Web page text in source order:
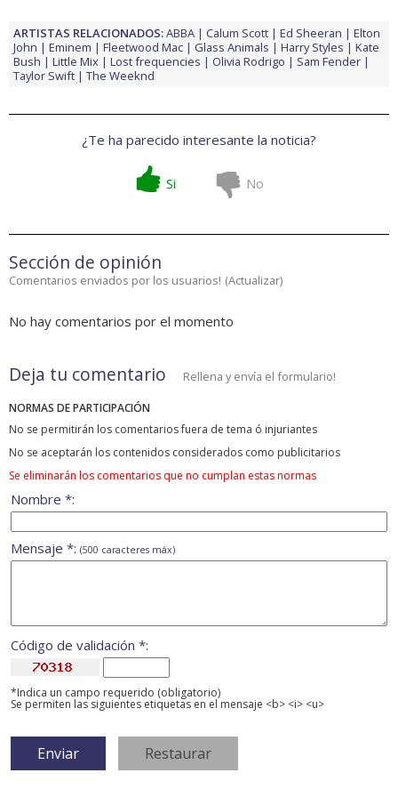
ARTISTAS RELACIONADOS:ABBA Calum Scott Ed Sheeran
Elton
John
Eminem Fleetwood Mac Glass Animals Harry Styles
Kate
Bush
Little Mix Lost frequencies Olivia Rodrigo
Sam Fender
Taylor Swift
The Weeknd
¿Te ha parecido interesante la noticia?
Si No
Sección de opinión
Comentarios enviados por los usuarios! (Actualizar)
No hay comentarios por el momento
Deja tu comentario Rellena y envía el formulario!
NORMAS DE PARTICIPACIÓN
No se permitirán los comentarios fuera de tema ó injuriantes
No se aceptarán los contenidos considerados como publicitarios
Se eliminarán los comentarios que no cumplan estas normas
Nombre *:
Mensaje *: (500 caracteres máx)
Código de validación *:
*Indica un campo requerido (obligatorio)
Se permiten las siguientes etiquetas en el mensaje <b> <i> <u>